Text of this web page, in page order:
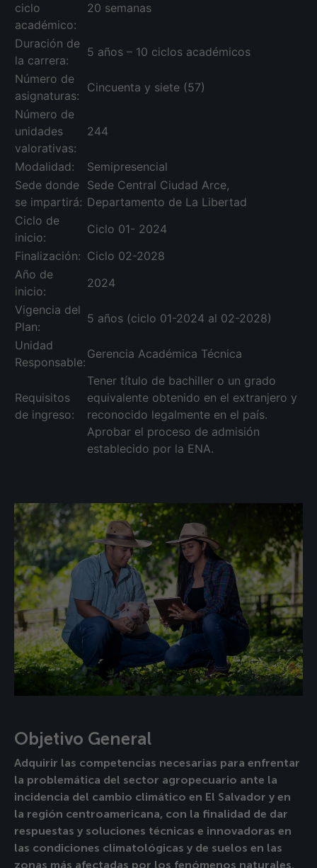
ciclo
académico:
20 semanas
Duración de
la carrera:
5 años – 10 ciclos académicos
Número de
asignaturas:
Cincuenta y siete (57)
Número de
unidades
valorativas:
244
Modalidad:
Semipresencial
Sede donde
se impartirá:
Sede Central Ciudad Arce,
Departamento de La Libertad
Ciclo de
inicio:
Ciclo 01- 2024
Finalización: Ciclo 02-2028
Año de
inicio:
2024
Vigencia del
Plan:
5 años (ciclo 01-2024 al 02-2028)
Unidad
Responsable:
Gerencia Académica Técnica
Requisitos
de ingreso:
Tener título de bachiller o un grado
equivalente obtenido en el extranjero y
reconocido legalmente en el país.
Aprobar el proceso de admisión
establecido por la ENA.
Objetivo General
Adquirir las competencias necesarias para enfrentar
la problemática del sector agropecuario ante la
incidencia del cambio climático en El Salvador y en
la región centroamericana, con la finalidad de dar
respuestas y soluciones técnicas e innovadoras en
las condiciones climatológicas y de suelos en las